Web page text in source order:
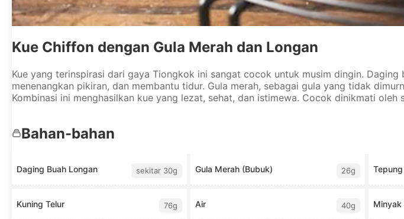
Kue Chiffon dengan Gula Merah dan Longan
Kue yang terinspirasi dari gaya Tiongkok ini sangat cocok untuk musim dingin.
menenangkan pikiran, dan membantu tidur. Gula merah, sebagai gula yang tidak
Kombinasi ini menghasilkan kue yang lezat, sehat, dan istimewa. Cocok dinikmati oleh
Bahan-bahan
Daging Buah Longan sekitar 30g Gula Merah (Bubuk) 26g
Kuning Telur 76g Air 40g Minyak